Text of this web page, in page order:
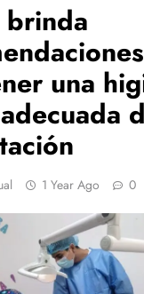
brinda
una
1 Year Ago 0